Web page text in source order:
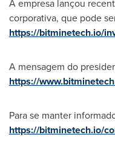
A empresa lançou
corporativa, que pode
https://bitminetech.io/
A mensagem do
https://
Para se manter
https://bitminetech.io/